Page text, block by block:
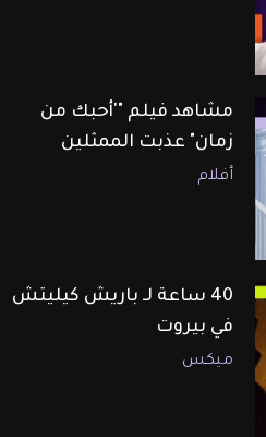
مشاهد فيلم "'أحبك من
زمان" عذبت الممثلين
أفلام
40 ساعة لـ باريش كيليتش
في بيروت
ميكس